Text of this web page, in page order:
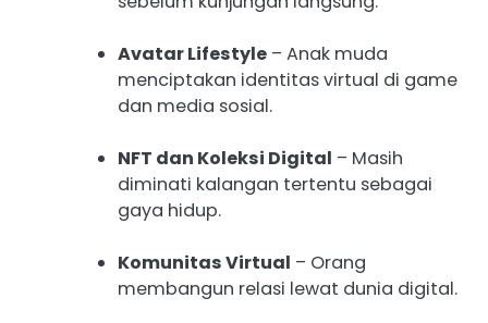
Avatar Lifestyle – Anak muda
menciptakan identitas virtual di game
dan media sosial.
NFT dan Koleksi Digital – Masih
diminati kalangan tertentu sebagai
gaya hidup.
Komunitas Virtual – Orang
membangun relasi lewat dunia digital.